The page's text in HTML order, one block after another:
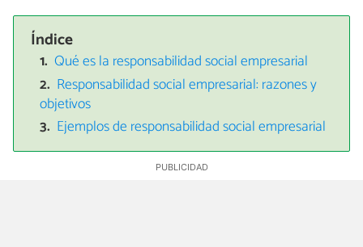
Índice
Qué es la responsabilidad social empresarial
Responsabilidad social empresarial: razones y
objetivos
Ejemplos de responsabilidad social empresarial